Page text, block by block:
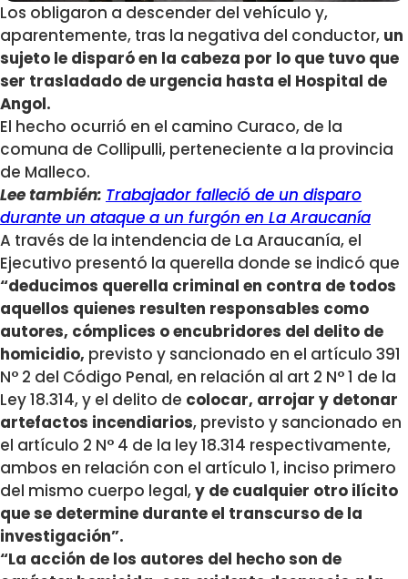
Los obligaron a descender del vehículo y,
aparentemente, tras la negativa del conductor, un
sujeto le disparó en la cabeza por lo que tuvo que
ser trasladado de urgencia hasta el Hospital de
Angol.
El hecho ocurrió en el camino Curaco, de la
comuna de Collipulli, perteneciente a la provincia
de Malleco.
Lee también: Trabajador falleció de un disparo
durante un ataque a un furgón en La Araucanía
A través de la intendencia de La Araucanía, el
Ejecutivo presentó la querella donde se indicó que
“deducimos querella criminal en contra de todos
aquellos quienes resulten responsables como
autores, cómplices o encubridores del delito de
homicidio, previsto y sancionado en el artículo 391
N° 2 del Código Penal, en relación al art 2 N° 1 de la
Ley 18.314, y el delito de colocar, arrojar y detonar
artefactos incendiarios, previsto y sancionado en
el artículo 2 N° 4 de la ley 18.314 respectivamente,
ambos en relación con el artículo 1, inciso primero
del mismo cuerpo legal,y de cualquier otro ilícito
que se determine durante el transcurso de la
investigación”.
“La acción de los autores del hecho son de